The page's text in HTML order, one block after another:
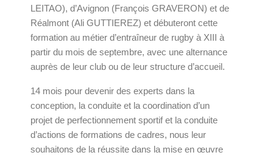
LEITAO), d’Avignon (François GRAVERON) et de
Réalmont (Ali GUTTIEREZ) et débuteront cette
formation au métier d’entraîneur de rugby à XIII à
partir du mois de septembre, avec une alternance
auprès de leur club ou de leur structure d’accueil.
14 mois pour devenir des experts dans la
conception, la conduite et la coordination d’un
projet de perfectionnement sportif et la conduite
d’actions de formations de cadres, nous leur
souhaitons de la réussite dans la mise en œuvre